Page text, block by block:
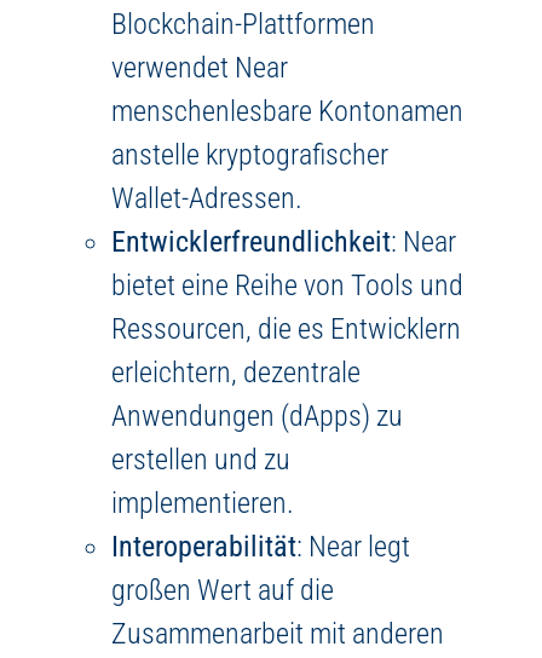
Blockchain-Plattformen
verwendet Near
menschenlesbare Kontonamen
anstelle kryptografischer
Wallet-Adressen.
Entwicklerfreundlichkeit: Near
bietet eine Reihe von Tools und
Ressourcen, die es Entwicklern
erleichtern, dezentrale
Anwendungen (dApps) zu
erstellen und zu
implementieren.
Interoperabilität: Near legt
großen Wert auf die
Zusammenarbeit mit anderen